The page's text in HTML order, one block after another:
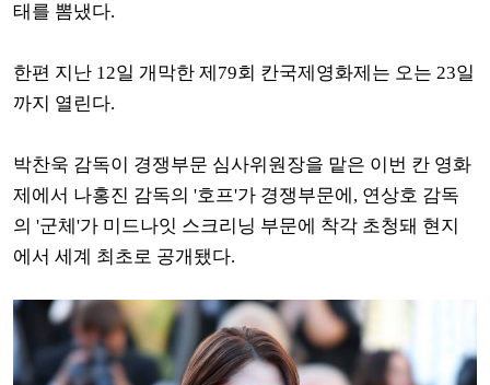
태를 뽐냈다.
한편 지난 12일 개막한 제79회 칸국제영화제는 오는 23일
까지 열린다.
박찬욱 감독이 경쟁부문 심사위원장을 맡은 이번 칸 영화
제에서 나홍진 감독의 '호프'가 경쟁부문에, 연상호 감독
의 '군체'가 미드나잇 스크리닝 부문에 착각 초청돼 현지
에서 세계 최초로 공개됐다.